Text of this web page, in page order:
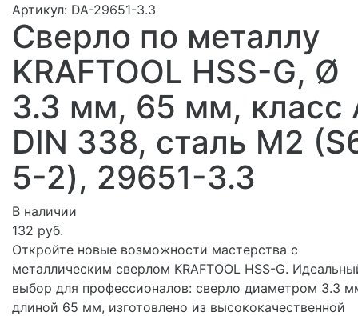
Артикул: DA-29651-3.3
Сверло по металлу
KRAFTOOL HSS-G, Ø
3.3 мм, 65 мм, класс
DIN 338, сталь М2
5-2), 29651-3.3
В наличии
132 руб.
Откройте новые возможности мастерства с
металлическим сверлом KRAFTOOL HSS-G.
выбор для профессионалов: сверло диаметром 3.3
длиной 65 мм, изготовлено из высококачественной